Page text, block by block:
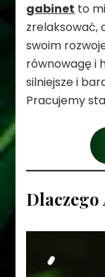
gabinet to
zrelaksować,
swoim
równowagę i
silniejsze i
Pracujemy
Dlaczego